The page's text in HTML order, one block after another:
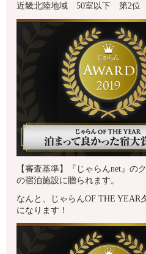
近畿北陸地域 50室以下 第2位
【審査基準】『じゃらんnet』の
の宿泊施設に贈られます。
なんと、じゃらんOF THE YEAR
になります！